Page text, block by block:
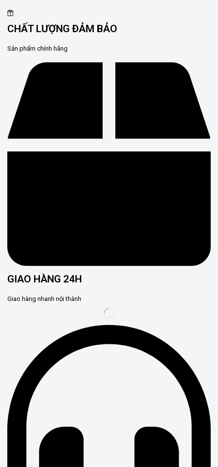
CHẤT LƯỢNG ĐẢM BẢO
Sản phẩm chính hãng
GIAO HÀNG 24H
Giao hàng nhanh nội thành